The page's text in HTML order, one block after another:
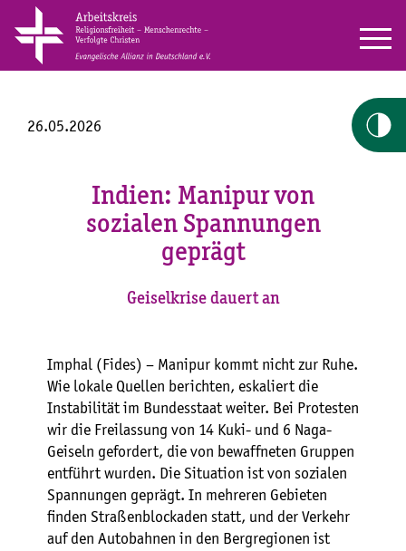
26.05.2026
Indien: Manipur von
sozialen Spannungen
geprägt
Geiselkrise dauert an
Imphal (Fides) – Manipur kommt nicht zur Ruhe.
Wie lokale Quellen berichten, eskaliert die
Instabilität im Bundesstaat weiter. Bei Protesten
wir die Freilassung von 14 Kuki- und 6 Naga-
Geiseln gefordert, die von bewaffneten Gruppen
entführt wurden. Die Situation ist von sozialen
Spannungen geprägt. In mehreren Gebieten
finden Straßenblockaden statt, und der Verkehr
auf den Autobahnen in den Bergregionen ist